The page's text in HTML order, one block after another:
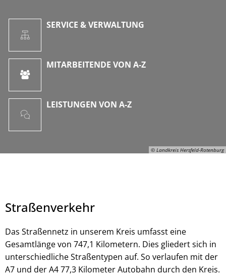
© Landkreis Hersfeld-Rotenburg
© Landkreis Hersfeld-Rotenburg
SERVICE & VERWALTUNG
MITARBEITENDE VON A-Z
LEISTUNGEN VON A-Z
Straßenverkehr
Das Straßennetz in unserem Kreis umfasst eine
Gesamtlänge von 747,1 Kilometern. Dies gliedert sich in
unterschiedliche Straßentypen auf. So verlaufen mit der
A7 und der A4 77,3 Kilometer Autobahn durch den Kreis.